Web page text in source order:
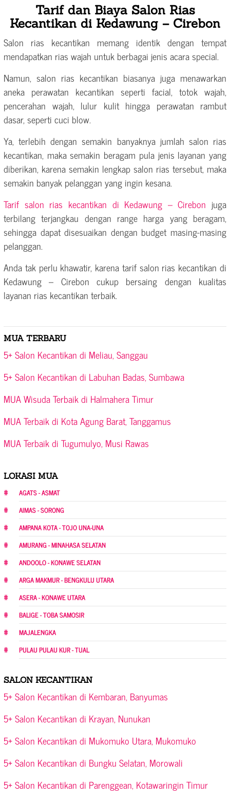
Tarif dan Biaya Salon Rias
Kecantikan di Kedawung – Cirebon
Salon rias kecantikan memang identik dengan tempat
mendapatkan rias wajah untuk berbagai jenis acara special.
Namun, salon rias kecantikan biasanya juga menawarkan
aneka perawatan kecantikan seperti facial, totok wajah,
pencerahan wajah, lulur kulit hingga perawatan rambut
dasar, seperti cuci blow.
Ya, terlebih dengan semakin banyaknya jumlah salon rias
kecantikan, maka semakin beragam pula jenis layanan yang
diberikan, karena semakin lengkap salon rias tersebut, maka
semakin banyak pelanggan yang ingin kesana.
Tarif salon rias kecantikan di Kedawung – Cirebon juga
terbilang terjangkau dengan range harga yang beragam,
sehingga dapat disesuaikan dengan budget masing-masing
pelanggan.
Anda tak perlu khawatir, karena tarif salon rias kecantikan di
Kedawung – Cirebon cukup bersaing dengan kualitas
layanan rias kecantikan terbaik.
MUA TERBARU
5+ Salon Kecantikan di Meliau, Sanggau
5+ Salon Kecantikan di Labuhan Badas, Sumbawa
MUA Wisuda Terbaik di Halmahera Timur
MUA Terbaik di Kota Agung Barat, Tanggamus
MUA Terbaik di Tugumulyo, Musi Rawas
LOKASI MUA
AGATS - ASMAT
AIMAS - SORONG
AMPANA KOTA - TOJO UNA-UNA
AMURANG - MINAHASA SELATAN
ANDOOLO - KONAWE SELATAN
ARGA MAKMUR - BENGKULU UTARA
ASERA - KONAWE UTARA
BALIGE - TOBA SAMOSIR
MAJALENGKA
PULAU PULAU KUR - TUAL
SALON KECANTIKAN
5+ Salon Kecantikan di Kembaran, Banyumas
5+ Salon Kecantikan di Krayan, Nunukan
5+ Salon Kecantikan di Mukomuko Utara, Mukomuko
5+ Salon Kecantikan di Bungku Selatan, Morowali
5+ Salon Kecantikan di Parenggean, Kotawaringin Timur